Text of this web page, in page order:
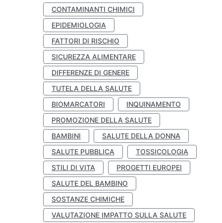
CONTAMINANTI CHIMICI
EPIDEMIOLOGIA
FATTORI DI RISCHIO
SICUREZZA ALIMENTARE
DIFFERENZE DI GENERE
TUTELA DELLA SALUTE
BIOMARCATORI
INQUINAMENTO
PROMOZIONE DELLA SALUTE
BAMBINI
SALUTE DELLA DONNA
SALUTE PUBBLICA
TOSSICOLOGIA
STILI DI VITA
PROGETTI EUROPEI
SALUTE DEL BAMBINO
SOSTANZE CHIMICHE
VALUTAZIONE IMPATTO SULLA SALUTE